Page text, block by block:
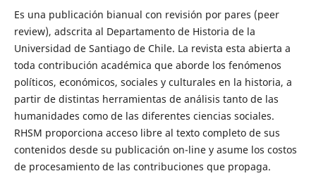
Es una publicación bianual con revisión por pares (peer
review), adscrita al Departamento de Historia de la
Universidad de Santiago de Chile. La revista esta abierta a
toda contribución académica que aborde los fenómenos
políticos, económicos, sociales y culturales en la historia, a
partir de distintas herramientas de análisis tanto de las
humanidades como de las diferentes ciencias sociales.
RHSM proporciona acceso libre al texto completo de sus
contenidos desde su publicación on-line y asume los costos
de procesamiento de las contribuciones que propaga.